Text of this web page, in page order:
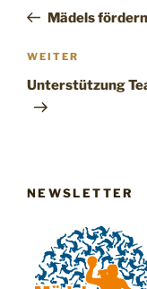
Beitrag
Mädels
Nächster
Beitrag
WEITER
Unterstützung
NEWSLETTER